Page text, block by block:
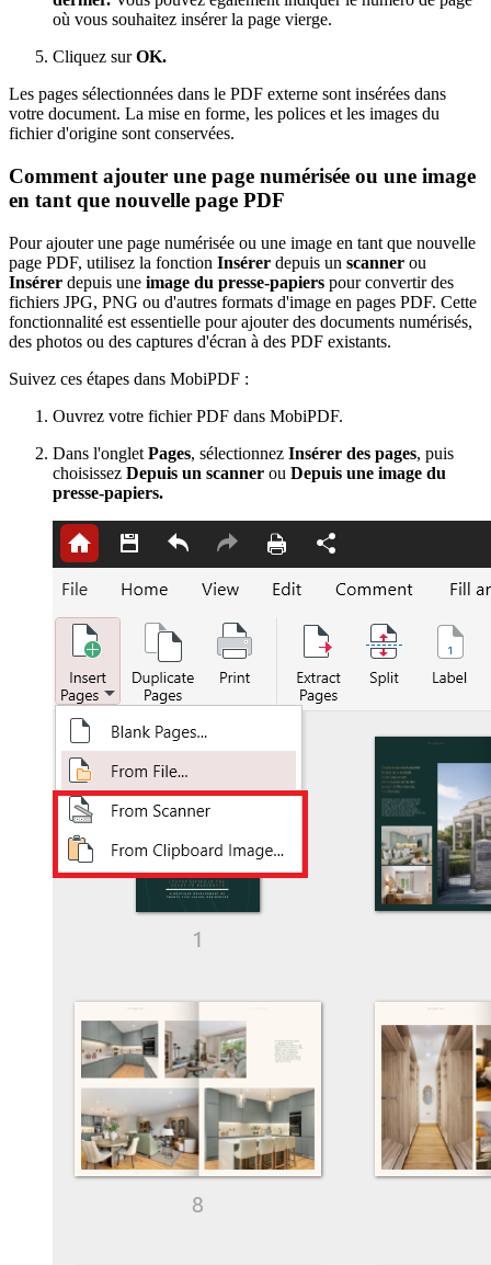
où vous souhaitez insérer la page vierge.
Cliquez surOK.
Les pages sélectionnées dans le PDF externe sont insérées dans
votre document. La mise en forme, les polices et les images du
fichier d'origine sont conservées.
Comment ajouter une page numérisée ou une image
en tant que nouvelle page PDF
Pour ajouter une page numérisée ou une image en tant que nouvelle
page PDF, utilisez la fonction Insérer depuis un scanner ou
Insérer depuis une image du presse-papiers pour convertir des
fichiers JPG, PNG ou d'autres formats d'image en pages PDF. Cette
fonctionnalité est essentielle pour ajouter des documents numérisés,
des photos ou des captures d'écran à des PDF existants.
Suivez ces étapes dans MobiPDF :
Ouvrez votre fichier PDF dans MobiPDF.
Dans l'onglet Pages, sélectionnez Insérer des pages, puis
choisissez Depuis un scanner ou Depuis une image du
presse-papiers.